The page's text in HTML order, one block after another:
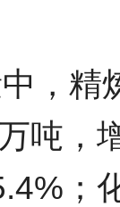
，精
吨，
；